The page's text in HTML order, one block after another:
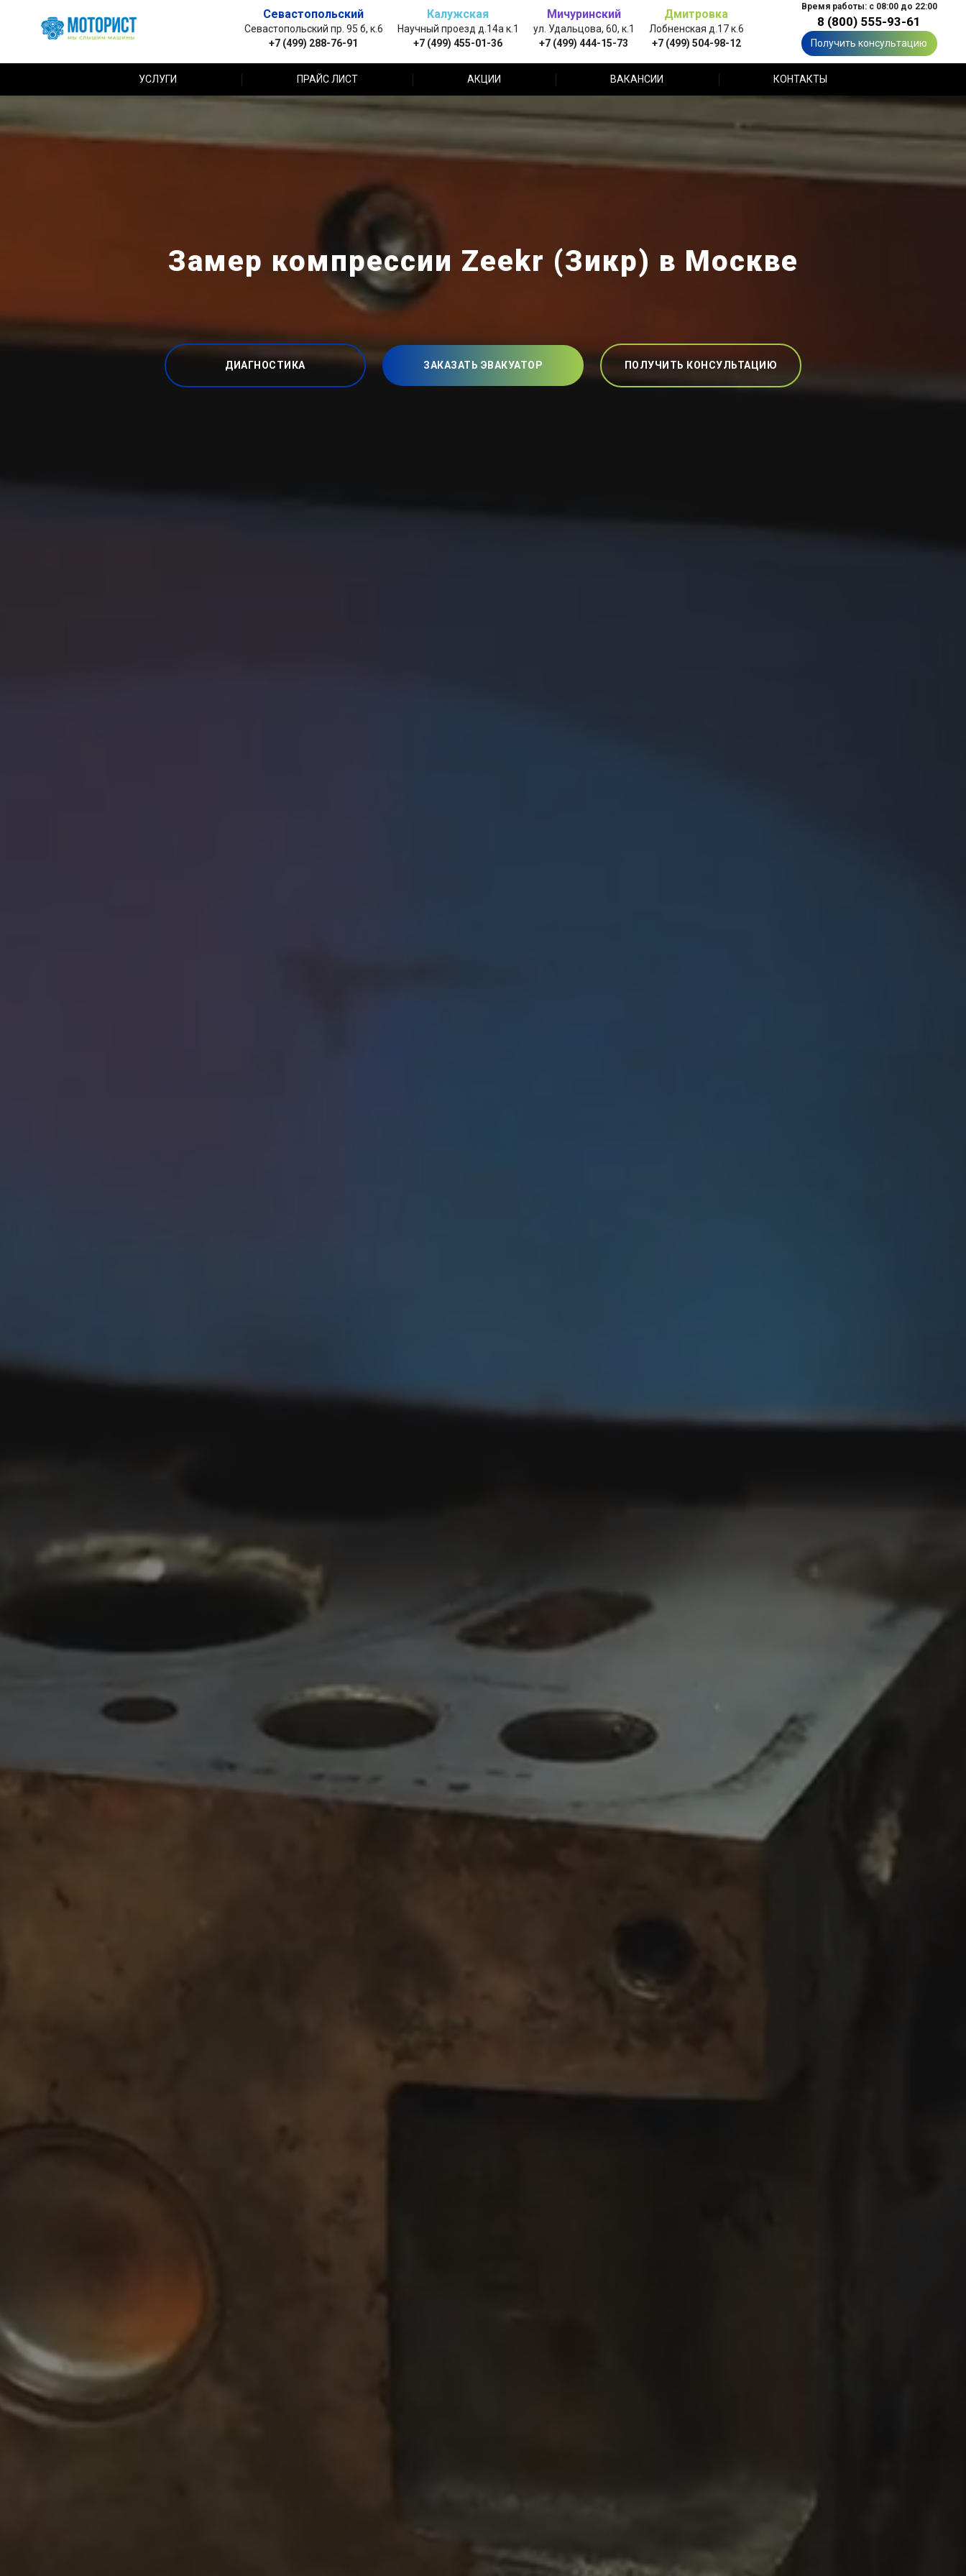
Севастопольский
Севастопольский пр. 95 б, к.6
+7 (499) 288-76-91
Калужская
Научный проезд д.14а к.1
+7 (499) 455-01-36
Мичуринский
ул. Удальцова, 60, к.1
+7 (499) 444-15-73
Дмитровка
Лобненская д.17 к.6
+7 (499) 504-98-12
Время работы: с 08:00 до 22:00
8 (800) 555-93-61
Получить консультацию
УСЛУГИ ПРАЙС ЛИСТ АКЦИИ ВАКАНСИИ КОНТАКТЫ
Замер компрессии Zeekr (Зикр) в Москве
ДИАГНОСТИКА ЗАКАЗАТЬ ЭВАКУАТОР ПОЛУЧИТЬ КОНСУЛЬТАЦИЮ